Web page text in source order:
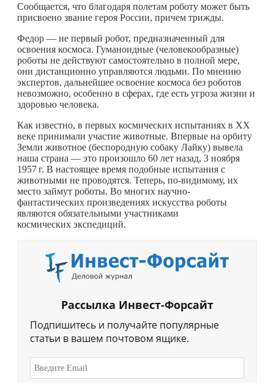
Сообщается, что благодаря полетам роботу может быть
присвоено звание героя России, причем трижды.
Федор — не первый робот, предназначенный для
освоения космоса. Гуманоидные (человекообразные)
роботы не действуют самостоятельно в полной мере,
они дистанционно управляются людьми. По мнению
экспертов, дальнейшее освоение космоса без роботов
невозможно, особенно в сферах, где есть угроза жизни и
здоровью человека.
Как известно, в первых космических испытаниях в XX
веке принимали участие животные. Впервые на орбиту
Земли животное (беспородную собаку Лайку) вывела
наша страна — это произошло 60 лет назад, 3 ноября
1957 г. В настоящее время подобные испытания с
животными не проводятся. Теперь, по-видимому, их
место займут роботы. Во многих научно-
фантастических произведениях искусства роботы
являются обязательными участниками
космических экспедиций.
Рассылка Инвест-Форсайт
Подпишитесь и получайте популярные
статьи в вашем почтовом ящике.